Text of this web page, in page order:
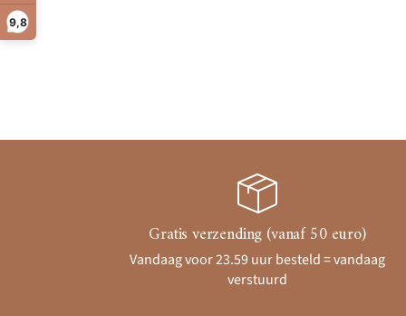
9,8
Gratis verzending (vanaf 50 euro)
Vandaag voor 23.59 uur besteld = vandaag
verstuurd